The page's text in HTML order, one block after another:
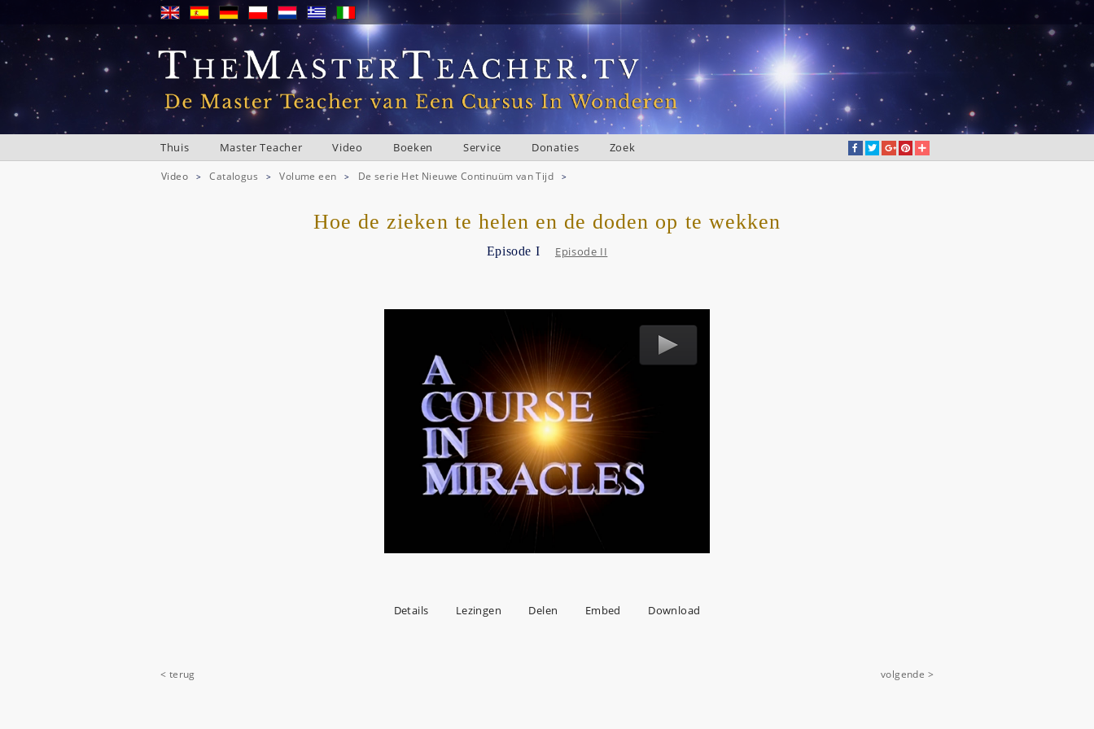
Thuis Master Teacher Video Boeken Service Donaties Zoek
Video > Catalogus > Volume een > De serie Het Nieuwe Continuüm van Tijd >
Hoe de zieken te helen en de doden op te wekken
Episode I Episode II
Details Lezingen Delen Embed Download
< terug volgende >